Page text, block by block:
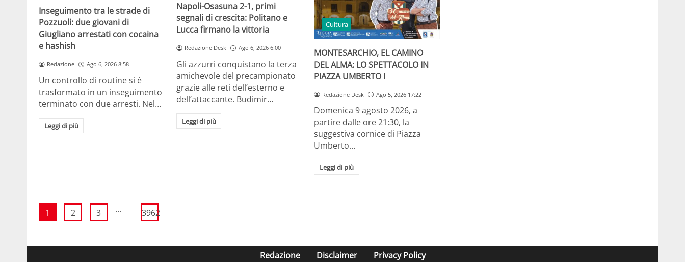
Inseguimento tra le strade di
Pozzuoli: due giovani di
Giugliano arrestati con cocaina
e hashish
Redazione Ago 6, 2026 8:58
Un controllo di routine si è
trasformato in un inseguimento
terminato con due arresti. Nel…
Leggi di più
Napoli-Osasuna 2-1, primi
segnali di crescita: Politano e
Lucca firmano la vittoria
Redazione Desk Ago 6, 2026 6:00
Gli azzurri conquistano la terza
amichevole del precampionato
grazie alle reti dell’esterno e
dell’attaccante. Budimir…
Leggi di più
Cultura
MONTESARCHIO, EL CAMINO
DEL ALMA: LO SPETTACOLO IN
PIAZZA UMBERTO I
Redazione Desk Ago 5, 2026 17:22
Domenica 9 agosto 2026, a
partire dalle ore 21:30, la
suggestiva cornice di Piazza
Umberto…
Leggi di più
1 2 3 ... 3962
Redazione Disclaimer Privacy Policy